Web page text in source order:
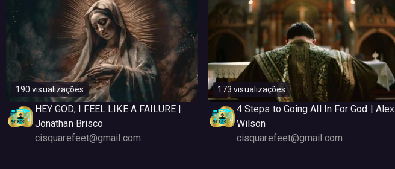
190 visualizações
HEY GOD, I FEEL LIKE A FAILURE |
Jonathan Brisco
cisquarefeet@gmail.com
173 visualizações
4 Steps to Going All In For God | Alex
Wilson
cisquarefeet@gmail.com